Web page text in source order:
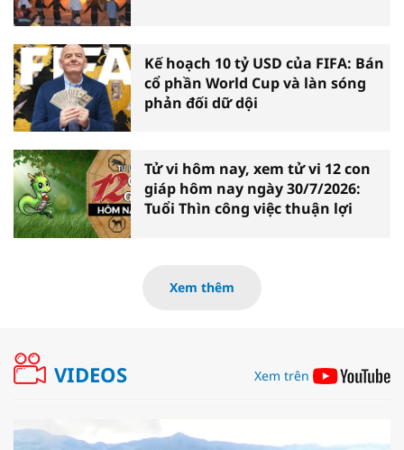
Kế hoạch 10 tỷ USD của FIFA: Bán
cổ phần World Cup và làn sóng
phản đối dữ dội
Tử vi hôm nay, xem tử vi 12 con
giáp hôm nay ngày 30/7/2026:
Tuổi Thìn công việc thuận lợi
Xem thêm
VIDEOS Xem trên